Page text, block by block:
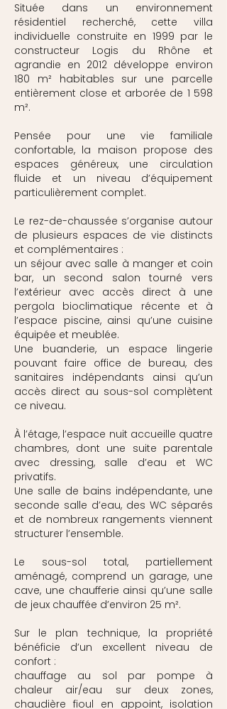
Située dans un environnement
résidentiel recherché, cette villa
individuelle construite en 1999 par le
constructeur Logis du Rhône et
agrandie en 2012 développe environ
180 m² habitables sur une parcelle
entièrement close et arborée de 1 598
m².
Pensée pour une vie familiale
confortable, la maison propose des
espaces généreux, une circulation
fluide et un niveau d’équipement
particulièrement complet.
Le rez-de-chaussée s’organise autour
de plusieurs espaces de vie distincts
et complémentaires :
un séjour avec salle à manger et coin
bar, un second salon tourné vers
l’extérieur avec accès direct à une
pergola bioclimatique récente et à
l’espace piscine, ainsi qu’une cuisine
équipée et meublée.
Une buanderie, un espace lingerie
pouvant faire office de bureau, des
sanitaires indépendants ainsi qu’un
accès direct au sous-sol complètent
ce niveau.
À l’étage, l’espace nuit accueille quatre
chambres, dont une suite parentale
avec dressing, salle d’eau et WC
privatifs.
Une salle de bains indépendante, une
seconde salle d’eau, des WC séparés
et de nombreux rangements viennent
structurer l’ensemble.
Le sous-sol total, partiellement
aménagé, comprend un garage, une
cave, une chaufferie ainsi qu’une salle
de jeux chauffée d’environ 25 m².
Sur le plan technique, la propriété
bénéficie d’un excellent niveau de
confort :
chauffage au sol par pompe à
chaleur air/eau sur deux zones,
chaudière fioul en appoint, isolation